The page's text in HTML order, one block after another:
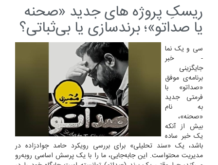
ریسکِ پروژه های جدید «صحنه
یا صداتو»؛ برندسازی یا بی‌ثباتی؟
سی و یک نما
- خبر
جایگزینی
برنامه‌ی موفق
«صداتو» با
فرمتی جدید
به نام
«صحنه»،
بیش از آنکه
یک خبر ساده
باشد، یک «سند تحلیلی» برای بررسی رویکرد حامد جوادزاده در
مدیریت محتواست. این جابه‌جایی، ما را با یک پرسش اساسی روبه‌رو